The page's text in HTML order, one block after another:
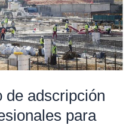
de adscripción
para